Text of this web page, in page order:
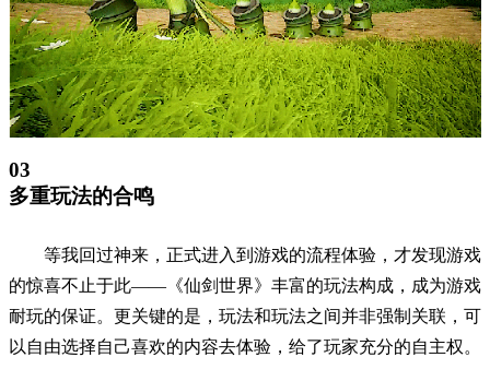
03
多重玩法的合鸣
等我回过神来，正式进入到游戏的流程体验，才发现游戏
的惊喜不止于此——《仙剑世界》丰富的玩法构成，成为游戏
耐玩的保证。更关键的是，玩法和玩法之间并非强制关联，可
以自由选择自己喜欢的内容去体验，给了玩家充分的自主权。